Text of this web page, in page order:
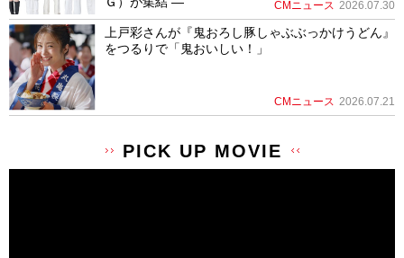
CMニュース 2026.07.30
上戸彩さんが『鬼おろし豚しゃぶぶっかけうどん』
をつるりで「鬼おいしい！」
CMニュース 2026.07.21
PICK UP MOVIE